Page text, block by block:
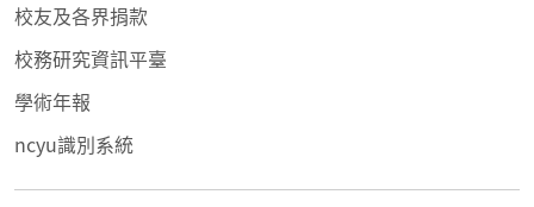
校友及各界捐款
校務研究資訊平臺
學術年報
ncyu識別系統